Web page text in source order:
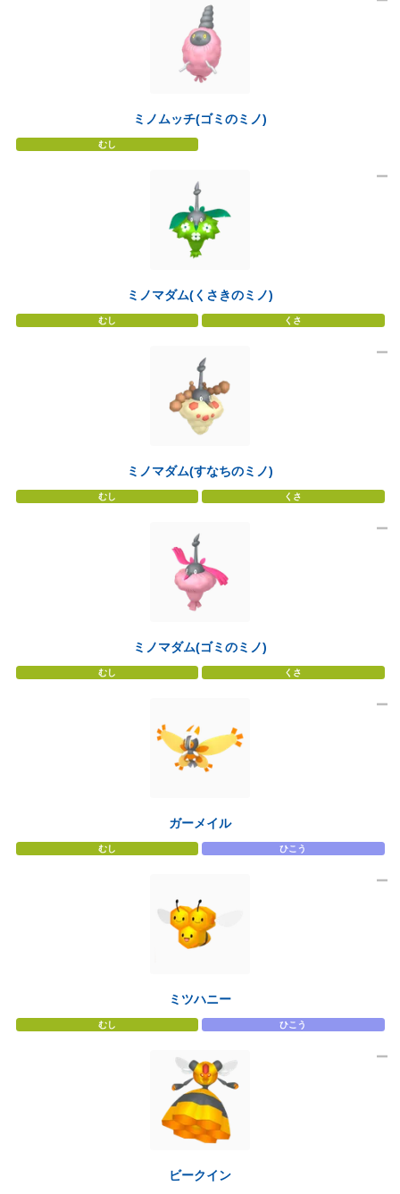
ミノムッチ(ゴミのミノ)
むし
ミノマダム(くさきのミノ)
むし くさ
ミノマダム(すなちのミノ)
むし くさ
ミノマダム(ゴミのミノ)
むし くさ
ガーメイル
むし ひこう
ミツハニー
むし ひこう
ビークイン